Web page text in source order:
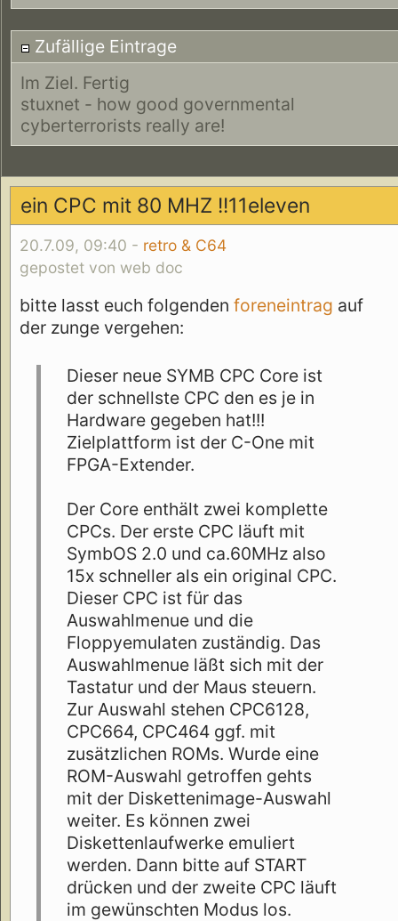
Zufällige Eintrage
Im Ziel. Fertig
stuxnet - how good governmental
cyberterrorists really are!
ein CPC mit 80 MHZ !!11eleven
20.7.09, 09:40 - retro & C64
gepostet von web doc
bitte lasst euch folgenden foreneintrag auf
der zunge vergehen:
Dieser neue SYMB CPC Core ist
der schnellste CPC den es je in
Hardware gegeben hat!!!
Zielplattform ist der C-One mit
FPGA-Extender.
Der Core enthält zwei komplette
CPCs. Der erste CPC läuft mit
SymbOS 2.0 und ca.60MHz also
15x schneller als ein original CPC.
Dieser CPC ist für das
Auswahlmenue und die
Floppyemulaten zuständig. Das
Auswahlmenue läßt sich mit der
Tastatur und der Maus steuern.
Zur Auswahl stehen CPC6128,
CPC664, CPC464 ggf. mit
zusätzlichen ROMs. Wurde eine
ROM-Auswahl getroffen gehts
mit der Diskettenimage-Auswahl
weiter. Es können zwei
Diskettenlaufwerke emuliert
werden. Dann bitte auf START
drücken und der zweite CPC läuft
im gewünschten Modus los.